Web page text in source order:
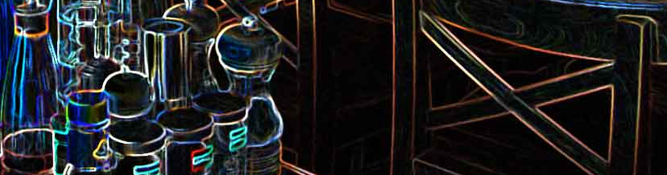
Camembert fondant au sirop
d'érable Chou pointu sauté à la poêle
Pizza aux pommes de terre et
aux tomates séchées